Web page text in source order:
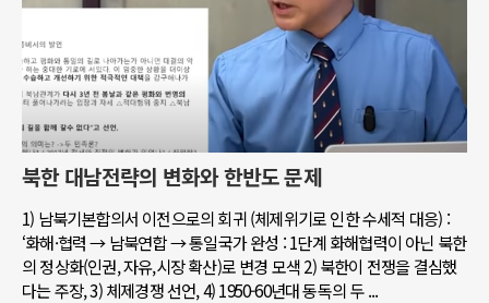
북한 대남전략의 변화와 한반도 문제
1) 남북기본합의서 이전으로의 회귀 (체제위기로 인한 수세적 대응) :
‘화해·협력 → 남북연합 → 통일국가 완성 : 1단계 화해협력이 아닌 북한
의 정상화(인권, 자유,시장 확산)로 변경 모색 2) 북한이 전쟁을 결심했
다는 주장, 3) 체제경쟁 선언, 4) 1950-60년대 동독의 두 ...